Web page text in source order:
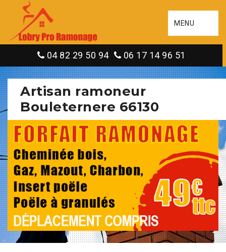
MENU
04 82 29 50 94 06 17 14 96 51
Artisan ramoneur
Bouleternere 66130